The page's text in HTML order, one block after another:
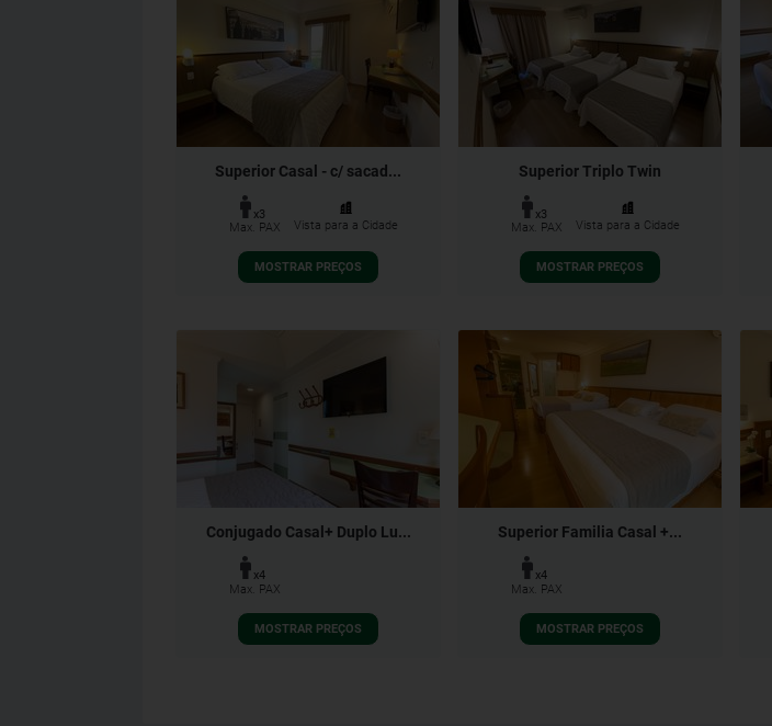
Superior Casal - c/ sacad...
x3
Max. PAX
Vista para a Cidade
MOSTRAR PREÇOS
Superior Triplo Twin
x3
Max. PAX
Vista para a Cidade
MOSTRAR PREÇOS
Conjugado Casal+ Duplo Lu...
x4
Max. PAX
MOSTRAR PREÇOS
Superior Familia Casal +...
x4
Max. PAX
MOSTRAR PREÇOS